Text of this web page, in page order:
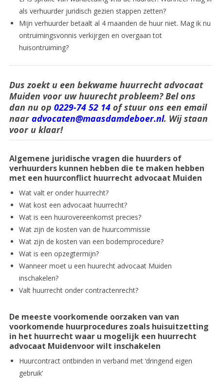
als verhuurder juridisch gezien stappen zetten?
Mijn verhuurder betaalt al 4 maanden de huur niet. Mag ik nu
ontruimingsvonnis verkijrgen en overgaan tot
huisontruiming?
Dus zoekt u een bekwame huurrecht advocaat
Muiden voor uw huurecht probleem? Bel ons
dan nu op 0229-74 52 14of stuur ons een email
naar advocaten@maasdamdeboer.nl. Wij staan
voor u klaar!
Algemene juridische vragen die huurders of
verhuurders kunnen hebben die te maken hebben
met een huurconflict huurrecht advocaat Muiden
Wat valt er onder huurrecht?
Wat kost een advocaat huurrecht?
Wat is een huurovereenkomst precies?
Wat zijn de kosten van de huurcommissie
Wat zijn de kosten van een bodemprocedure?
Wat is een opzegtermijn?
Wanneer moet u een huurecht advocaat Muiden
inschakelen?
Valt huurrecht onder contractenrecht?
De meeste voorkomende oorzaken van van
voorkomende huurprocedures zoals huisuitzetting
in het huurrecht waar u mogelijk een huurrecht
advocaat Muidenvoor wilt inschakelen
Huurcontract ontbinden in verband met ‘dringend eigen
gebruik’